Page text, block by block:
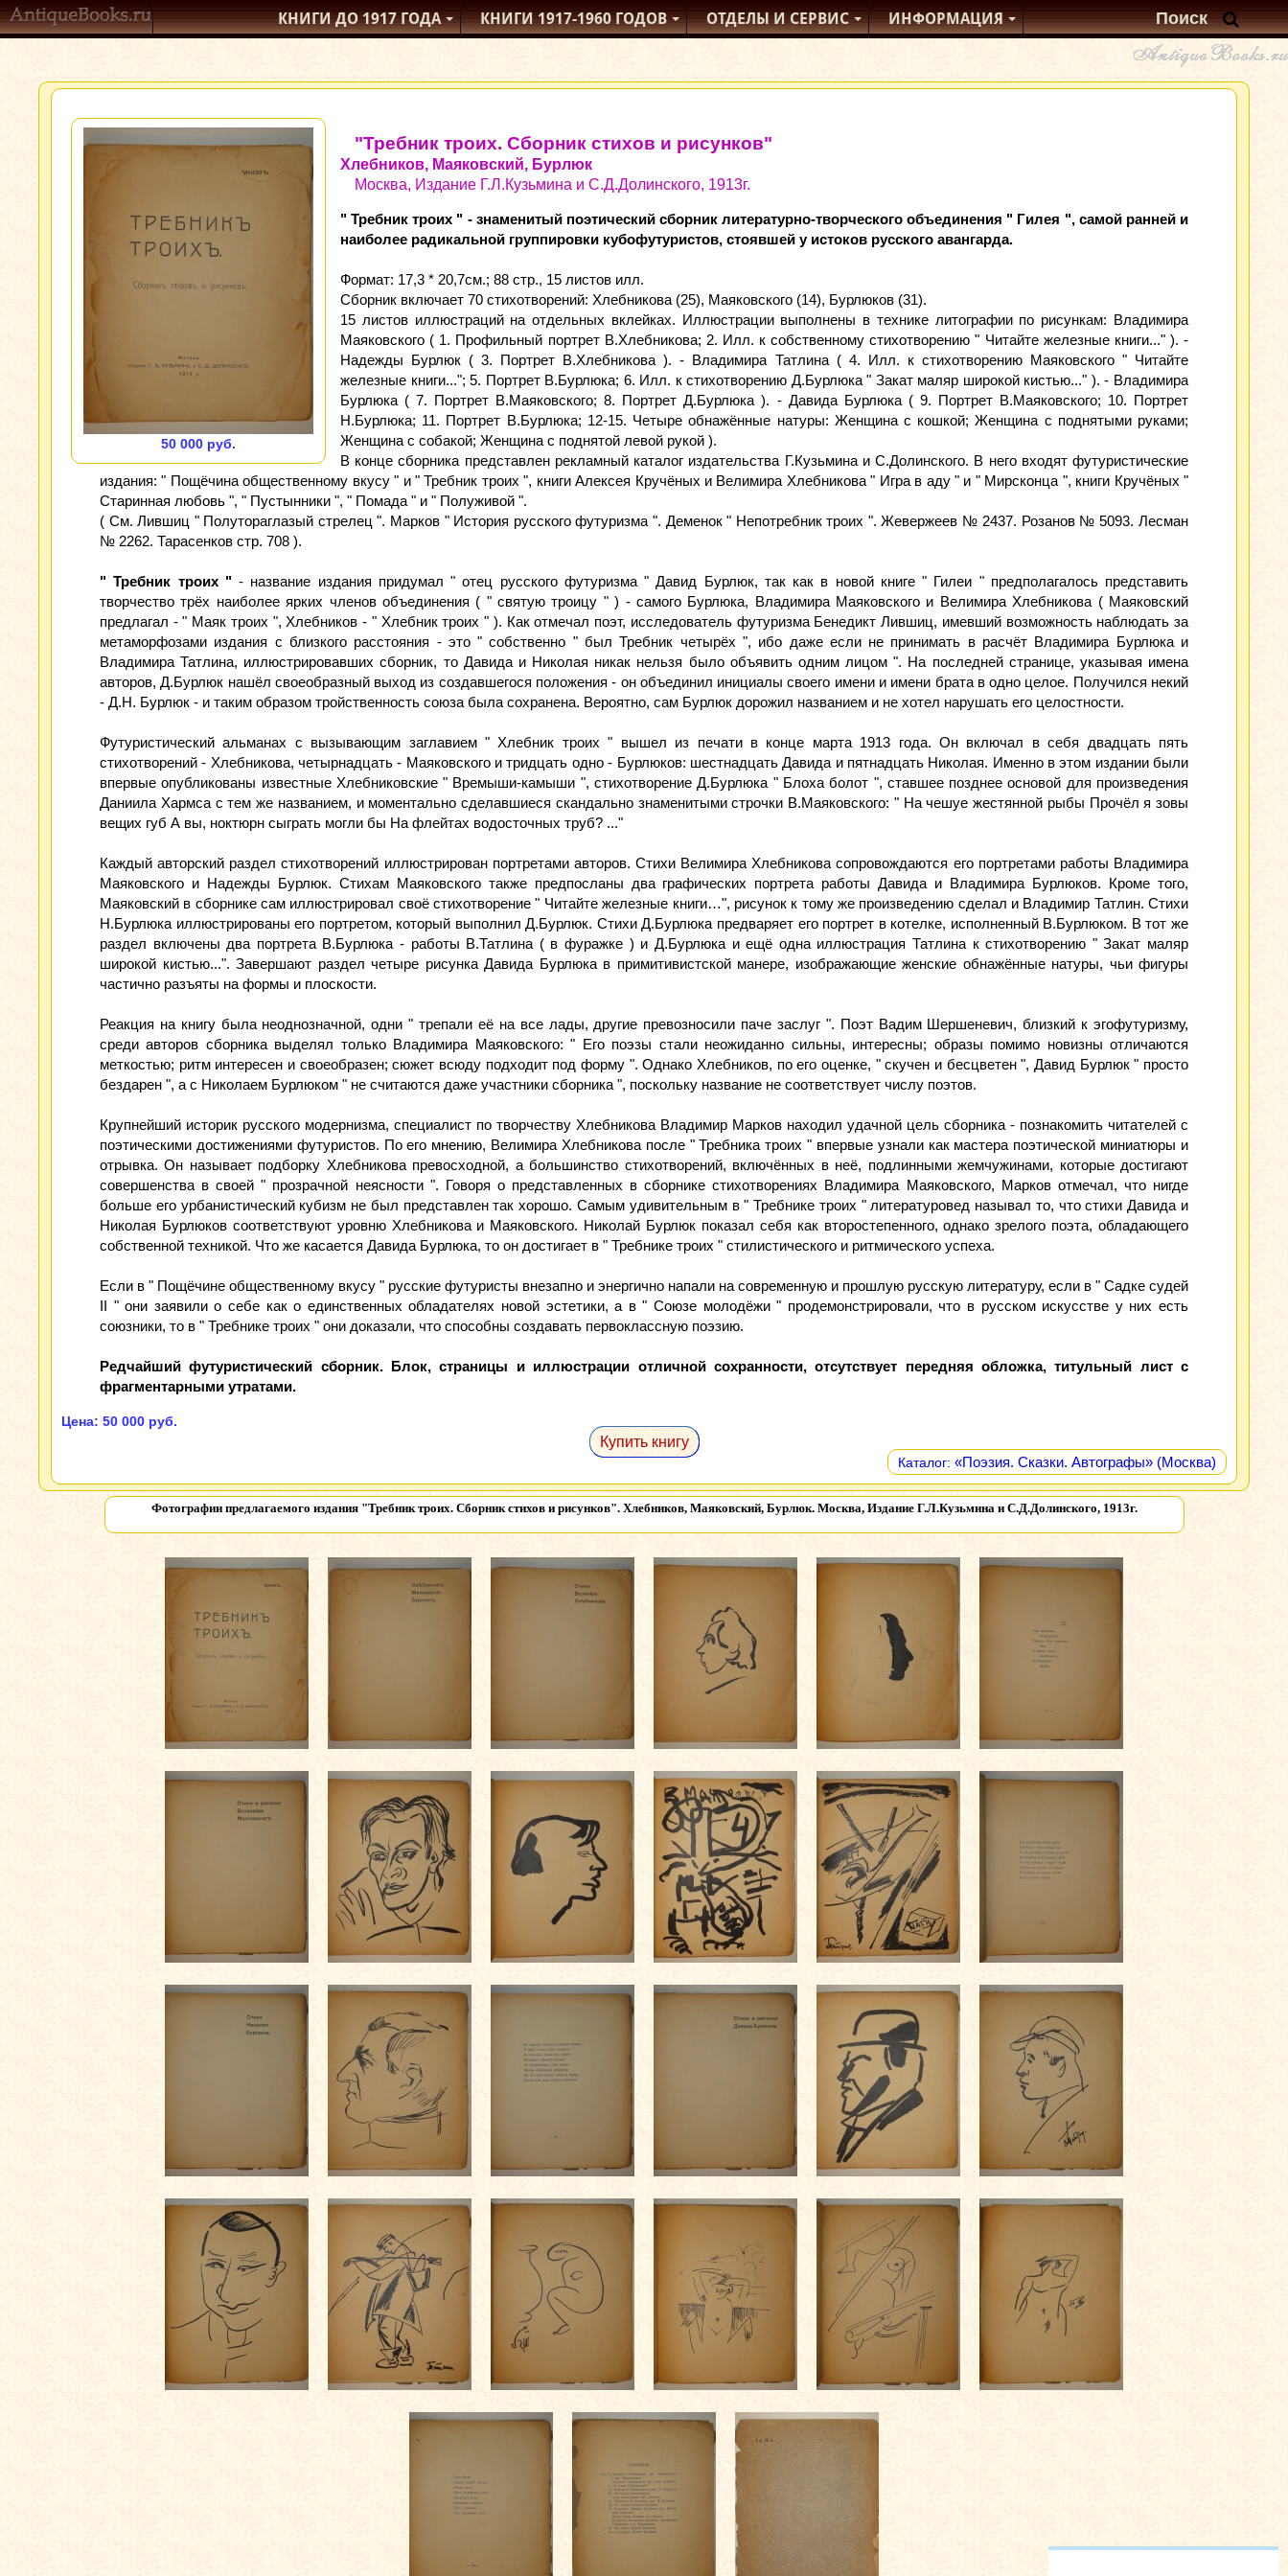
КНИГИ ДО 1917ГОДА КНИГИ1917-1960ГОДОВ ОТДЕЛЫИ СЕРВИС ИНФОРМАЦИЯ
50 000 руб.
"Требник троих. Сборник стихов и рисунков"
Хлебников, Маяковский, Бурлюк
Москва, Издание Г.Л.Кузьмина и С.Д.Долинского, 1913г.
" Требник троих " - знаменитый поэтический сборник литературно-творческого объединения " Гилея ", самой ранней и
наиболее радикальной группировки кубофутуристов, стоявшей у истоков русского авангарда.
Формат: 17,3 * 20,7см.; 88 стр., 15 листов илл.
Сборник включает 70 стихотворений: Хлебникова (25), Маяковского (14), Бурлюков (31).
15 листов иллюстраций на отдельных вклейках. Иллюстрации выполнены в технике литографии по рисункам: Владимира
Маяковского ( 1. Профильный портрет В.Хлебникова; 2. Илл. к собственному стихотворению " Читайте железные книги..." ). -
Надежды Бурлюк ( 3. Портрет В.Хлебникова ). - Владимира Татлина ( 4. Илл. к стихотворению Маяковского " Читайте
железные книги..."; 5. Портрет В.Бурлюка; 6. Илл. к стихотворению Д.Бурлюка " Закат маляр широкой кистью..." ). - Владимира
Бурлюка ( 7. Портрет В.Маяковского; 8. Портрет Д.Бурлюка ). - Давида Бурлюка ( 9. Портрет В.Маяковского; 10. Портрет
Н.Бурлюка; 11. Портрет В.Бурлюка; 12-15. Четыре обнажённые натуры: Женщина с кошкой; Женщина с поднятыми руками;
Женщина с собакой; Женщина с поднятой левой рукой ).
В конце сборника представлен рекламный каталог издательства Г.Кузьмина и С.Долинского. В него входят футуристические
издания: " Пощёчина общественному вкусу " и " Требник троих ", книги Алексея Кручёных и Велимира Хлебникова " Игра в аду " и " Мирсконца ", книги Кручёных "
Старинная любовь ", " Пустынники ", " Помада " и " Полуживой ".
( См. Лившиц " Полутораглазый стрелец ". Марков " История русского футуризма ". Деменок " Непотребник троих ". Жевержеев № 2437. Розанов № 5093. Лесман
№ 2262. Тарасенков стр. 708 ).
" Требник троих "- название издания придумал " отец русского футуризма " Давид Бурлюк, так как в новой книге " Гилеи " предполагалось представить
творчество трёх наиболее ярких членов объединения ( " святую троицу " ) - самого Бурлюка, Владимира Маяковского и Велимира Хлебникова ( Маяковский
предлагал - " Маяк троих ", Хлебников - " Хлебник троих " ). Как отмечал поэт, исследователь футуризма Бенедикт Лившиц, имевший возможность наблюдать за
метаморфозами издания с близкого расстояния - это " собственно " был Требник четырёх ", ибо даже если не принимать в расчёт Владимира Бурлюка и
Владимира Татлина, иллюстрировавших сборник, то Давида и Николая никак нельзя было объявить одним лицом ". На последней странице, указывая имена
авторов, Д.Бурлюк нашёл своеобразный выход из создавшегося положения - он объединил инициалы своего имени и имени брата в одно целое. Получился некий
- Д.Н. Бурлюк - и таким образом тройственность союза была сохранена. Вероятно, сам Бурлюк дорожил названием и не хотел нарушать его целостности.
Футуристический альманах с вызывающим заглавием " Хлебник троих " вышел из печати в конце марта 1913 года. Он включал в себя двадцать пять
стихотворений - Хлебникова, четырнадцать - Маяковского и тридцать одно - Бурлюков: шестнадцать Давида и пятнадцать Николая. Именно в этом издании были
впервые опубликованы известные Хлебниковские " Времыши-камыши ", стихотворение Д.Бурлюка " Блоха болот ", ставшее позднее основой для произведения
Даниила Хармса с тем же названием, и моментально сделавшиеся скандально знаменитыми строчки В.Маяковского: " На чешуе жестянной рыбы Прочёл я зовы
вещих губ А вы, ноктюрн сыграть могли бы На флейтах водосточных труб? ..."
Каждый авторский раздел стихотворений иллюстрирован портретами авторов. Стихи Велимира Хлебникова сопровождаются его портретами работы Владимира
Маяковского и Надежды Бурлюк. Стихам Маяковского также предпосланы два графических портрета работы Давида и Владимира Бурлюков. Кроме того,
Маяковский в сборнике сам иллюстрировал своё стихотворение " Читайте железные книги…", рисунок к тому же произведению сделал и Владимир Татлин. Стихи
Н.Бурлюка иллюстрированы его портретом, который выполнил Д.Бурлюк. Стихи Д.Бурлюка предваряет его портрет в котелке, исполненный В.Бурлюком. В тот же
раздел включены два портрета В.Бурлюка - работы В.Татлина ( в фуражке ) и Д.Бурлюка и ещё одна иллюстрация Татлина к стихотворению " Закат маляр
широкой кистью...". Завершают раздел четыре рисунка Давида Бурлюка в примитивистской манере, изображающие женские обнажённые натуры, чьи фигуры
частично разъяты на формы и плоскости.
Реакция на книгу была неоднозначной, одни " трепали её на все лады, другие превозносили паче заслуг ". Поэт Вадим Шершеневич, близкий к эгофутуризму,
среди авторов сборника выделял только Владимира Маяковского: " Его поэзы стали неожиданно сильны, интересны; образы помимо новизны отличаются
меткостью; ритм интересен и своеобразен; сюжет всюду подходит под форму ". Однако Хлебников, по его оценке, " скучен и бесцветен ", Давид Бурлюк " просто
бездарен ", а с Николаем Бурлюком " не считаются даже участники сборника ", поскольку название не соответствует числу поэтов.
Крупнейший историк русского модернизма, специалист по творчеству Хлебникова Владимир Марков находил удачной цель сборника - познакомить читателей с
поэтическими достижениями футуристов. По его мнению, Велимира Хлебникова после " Требника троих " впервые узнали как мастера поэтической миниатюры и
отрывка. Он называет подборку Хлебникова превосходной, а большинство стихотворений, включённых в неё, подлинными жемчужинами, которые достигают
совершенства в своей " прозрачной неясности ". Говоря о представленных в сборнике стихотворениях Владимира Маяковского, Марков отмечал, что нигде
больше его урбанистический кубизм не был представлен так хорошо. Самым удивительным в " Требнике троих " литературовед называл то, что стихи Давида и
Николая Бурлюков соответствуют уровню Хлебникова и Маяковского. Николай Бурлюк показал себя как второстепенного, однако зрелого поэта, обладающего
собственной техникой. Что же касается Давида Бурлюка, то он достигает в " Требнике троих " стилистического и ритмического успеха.
Если в " Пощёчине общественному вкусу " русские футуристы внезапно и энергично напали на современную и прошлую русскую литературу, если в " Садке судей
II " они заявили о себе как о единственных обладателях новой эстетики, а в " Союзе молодёжи " продемонстрировали, что в русском искусстве у них есть
союзники, то в " Требнике троих " они доказали, что способны создавать первоклассную поэзию.
Редчайший футуристический сборник. Блок, страницы и иллюстрации отличной сохранности, отсутствует передняя обложка, титульный лист с
фрагментарными утратами.
Цена: 50 000 руб.
Купить книгу
Каталог: «Поэзия. Сказки. Автографы» (Москва)
Фотографии предлагаемого издания "Требник троих. Сборник стихов и рисунков". Хлебников, Маяковский, Бурлюк. Москва, Издание Г.Л.Кузьмина и С.Д.Долинского, 1913г.